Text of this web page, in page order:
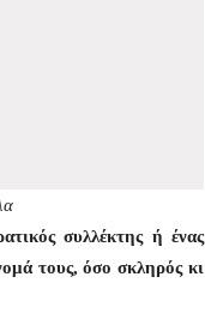
συλλέκτης ή ένας
τους, όσο σκληρός κι